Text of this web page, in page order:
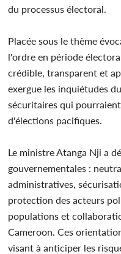
du processus électoral.
Placée sous le thème
l'ordre en période
crédible, transparent et
exergue les inquiétudes
sécuritaires qui
d'élections pacifiques.
Le ministre Atanga Nji a
gouvernementales :
administratives,
protection des acteurs
populations et
Cameroon. Ces
visant à anticiper les